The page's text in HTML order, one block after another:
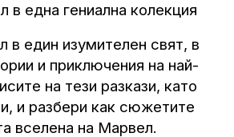
в една гениална колекция
в един изумителен свят, в
и приключения на най-
на тези разкази, като
и разбери как сюжетите
вселена на Марвел.